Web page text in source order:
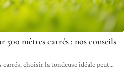
500 mètres carrés : nos conseils
choisir la tondeuse idéale peut…